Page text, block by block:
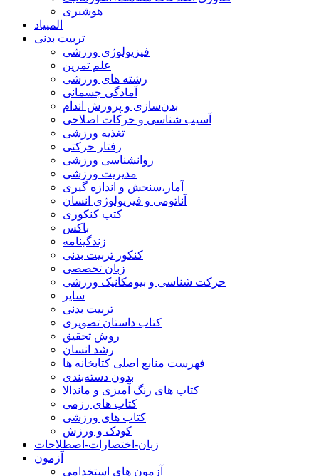
هوشبری
المپیاد
تربیت بدنی
فیزیولوژی ورزشی
علم تمرین
رشته های ورزشی
آمادگی جسمانی
بدن‌سازی و پرورش اندام
آسیب شناسی و حرکات اصلاحی
تغذیه ورزشی
رفتار حرکتی
روانشناسی ورزشی
مدیریت ورزشی
آمار،سنجش و اندازه گیری
آناتومی و فیزیولوژی انسان
کتب کنکوری
باکس
زندگینامه
کنکور تربیت بدنی
زبان تخصصی
حرکت شناسی و بیومکانیک ورزشی
سایر
تربیت بدنی
کتاب داستان تصویری
روش تحقیق
رشد انسان
فهرست منابع اصلی کتابخانه ها
بدون دسته‌بندی
کتاب های رنگ آمیزی و ماندالا
کتاب های رزمی
کتاب های ورزشی
کودک و ورزش
زبان-اختصارات-اصطلاحات
آزمون
آزمون های استخدامی